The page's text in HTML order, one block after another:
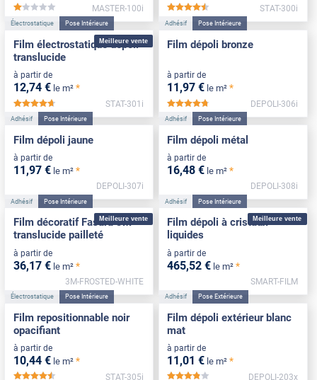
***** MASTER-100i ***** STAT-300i
Meilleure vente
Électrostatique Pose Intérieure
Film électrostatique dépoli
translucide
à partir de
12,74 € le m² *
*****
STAT-301i
Adhésif Pose Intérieure
Film dépoli bronze
à partir de
11,97 € le m² *
*****
DEPOLI-306i
Adhésif Pose Intérieure
Film dépoli jaune
à partir de
11,97 € le m² *
DEPOLI-307i
Adhésif Pose Intérieure
Film dépoli métal
à partir de
16,48 € le m² *
DEPOLI-308i
Meilleure vente
Adhésif Pose Intérieure
Film décoratif Fasara 3M
translucide pailleté
à partir de
36,17 € le m² *
3M-FROSTED-WHITE
Meilleure vente
Adhésif Pose Intérieure
Film dépoli à cristaux
liquides
à partir de
465,52 € le m² *
SMART-FILM
Électrostatique Pose Intérieure
Film repositionnable noir
opacifiant
à partir de
10,44 € le m² *
STAT-305i
Adhésif Pose Extérieure
Film dépoli extérieur blanc
mat
à partir de
11 ,01 € le m² *
DEPOLI-203x